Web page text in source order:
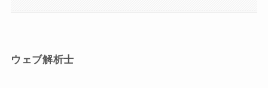
ウェブ解析士